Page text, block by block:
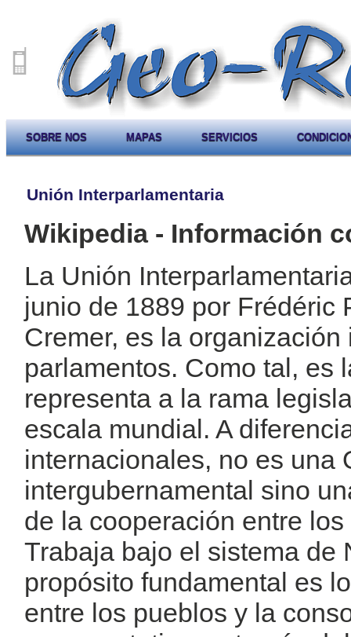
SOBRE NOS MAPAS SERVICIOS
Unión Interparlamentaria
Wikipedia - Información
La Unión
junio de 1889 por Frédéric
Cremer, es la
parlamentos. Como tal, es
representa a la rama
escala mundial. A
internacionales, no es una
intergubernamental sino
de la cooperación entre
Trabaja bajo el sistema de
propósito fundamental es
entre los pueblos y la